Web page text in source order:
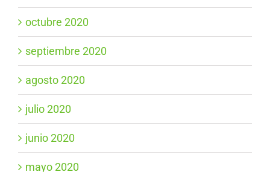
octubre 2020
septiembre 2020
agosto 2020
julio 2020
junio 2020
mayo 2020